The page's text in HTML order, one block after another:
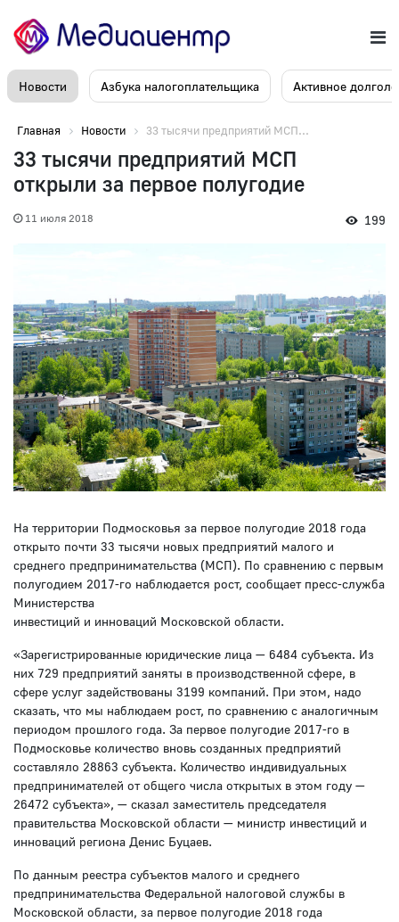
Новости Азбука налогоплательщика Активное
Главная Новости 33 тысячи предприятий МСП...
33 тысячи предприятий МСП
открыли за первое полугодие
11 июля 2018 199
На территории Подмосковья за первое полугодие 2018 года
открыто почти 33 тысячи новых предприятий малого и
среднего предпринимательства (МСП). По сравнению с первым
полугодием 2017-го наблюдается рост, сообщает пресс-служба
Министерства
инвестиций и инноваций Московской области.
«Зарегистрированные юридические лица — 6484 субъекта. Из
них 729 предприятий заняты в производственной сфере, в
сфере услуг задействованы 3199 компаний. При этом, надо
сказать, что мы наблюдаем рост, по сравнению с аналогичным
периодом прошлого года. За первое полугодие 2017-го в
Подмосковье количество вновь созданных предприятий
составляло 28863 субъекта. Количество индивидуальных
предпринимателей от общего числа открытых в этом году —
26472 субъекта», — сказал заместитель председателя
правительства Московской области — министр инвестиций и
инноваций региона Денис Буцаев.
По данным реестра субъектов малого и среднего
предпринимательства Федеральной налоговой службы в
Московской области, за первое полугодие 2018 года